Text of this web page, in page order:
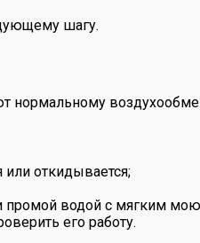
шагу.
нормальному
откидывается;
промой водой с мягким
его работу.